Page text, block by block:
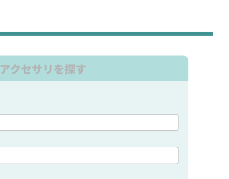
アクセサリを探す